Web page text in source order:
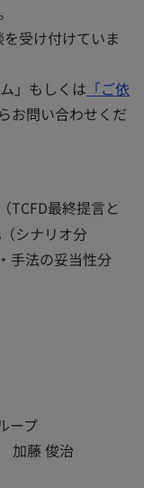
受け付けていま
」もしくは 「ご依
お問い合わせくだ
TCFD最終提言と
シナリオ分
手法の妥当性分
ープ
加藤 俊治